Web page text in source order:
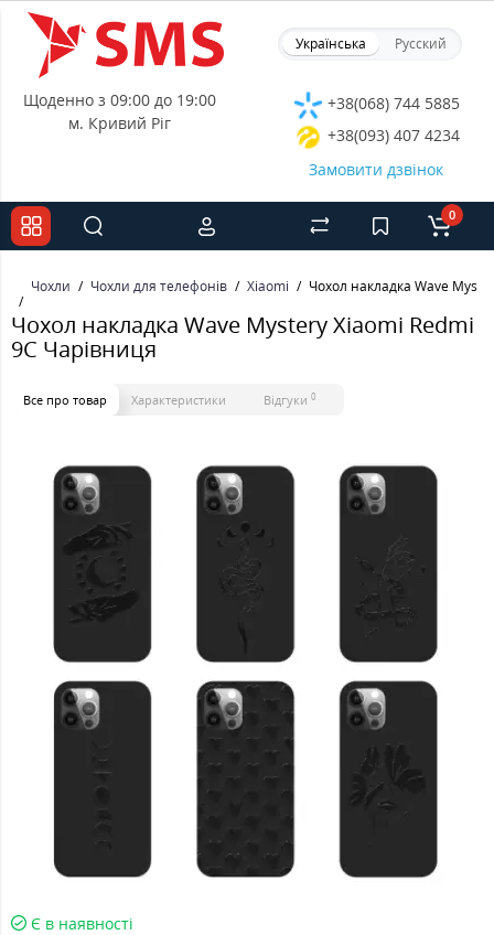
Українська Русский
Щоденно з 09:00 до 19:00
м. Кривий Ріг
+38(068) 744 5885
+38(093) 407 4234
Замовити дзвінок
0
Чохли Чохли для телефонів Xiaomi Чохол накладка Wave
Чохол накладка Wave Mystery Xiaomi Redmi
9C Чарівниця
Все про товар Характеристики Відгуки 0
Є в наявності